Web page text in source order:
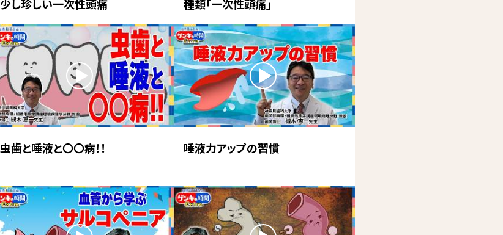
少し珍しい一次性頭痛
種類「一次性頭痛」
虫歯と唾液と〇〇病！！ 唾液力アップの習慣